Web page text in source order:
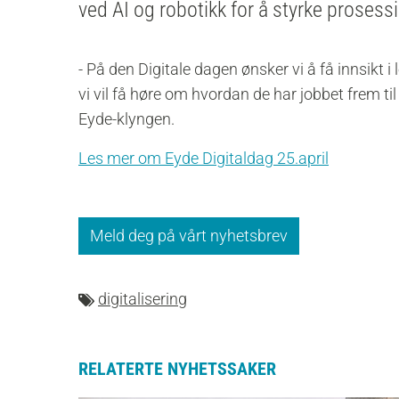
ved AI og robotikk for å styrke
- På den Digitale dagen ønsker vi å få innsikt
vi vil få høre om hvordan de har jobbet frem
Eyde-klyngen.
Les mer om Eyde Digitaldag 25.april
Meld deg på vårt nyhetsbrev
digitalisering
RELATERTE NYHETSSAKER